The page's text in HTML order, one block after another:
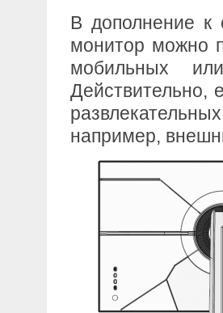
В дополнение к
монитор можно
мобильных
Действительно,
например,